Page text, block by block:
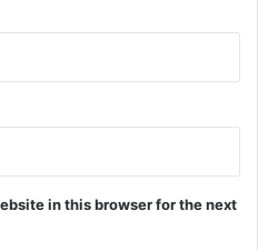
in this browser for the next